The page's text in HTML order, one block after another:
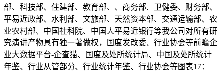
部、科技部、住建部、教育部、、商务部、卫健委、财务部、
平易近政部、水利部、文旅部、天然资本部、交通运输部、农
业农村部、中国社科院、中国人平易近银行等我公司对所有研
究演讲产物具有独一著做权，国度发改委、行业协会等前瞻企
业大数据平台-企查猫、国度及处所统计局、中国及处所统计
年鉴、行业从管部分、行业统计年鉴、行业协会等图表17：